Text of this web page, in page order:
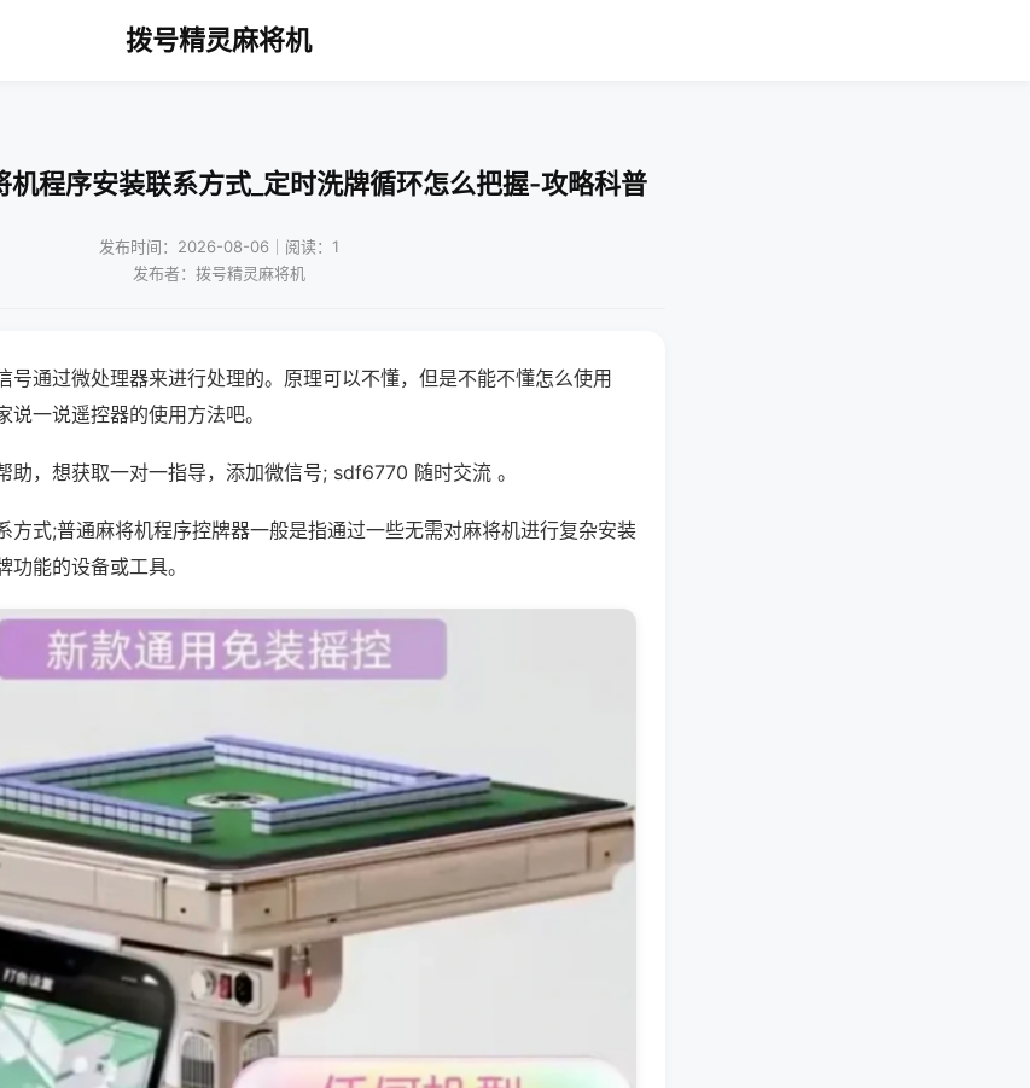
拨号精灵麻将机
机程序安装联系方式_定时洗牌循环怎么把握-攻略科普
发布时间：2026-08-06｜阅读：1
发布者：拨号精灵麻将机
号通过微处理器来进行处理的。原理可以不懂，但是不能不懂怎么使用
一说遥控器的使用方法吧。
助，想获取一对一指导，添加微信号; sdf6770 随时交流 。
方式;普通麻将机程序控牌器一般是指通过一些无需对麻将机进行复杂安装
能的设备或工具。